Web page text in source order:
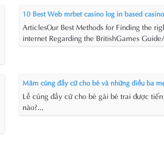
10 Best Web mrbet casino log in based
ArticlesOur Best Methods for Finding the
internet Regarding the BritishGames
Mâm cúng đầy cữ cho bé và những điều ba
Lễ cúng đầy cữ cho bé gái bé trai được
nào?...